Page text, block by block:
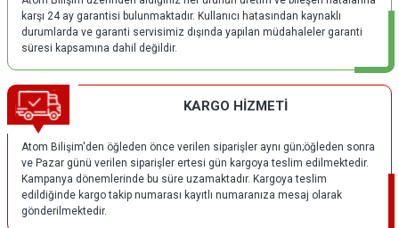
karşı 24 ay garantisi bulunmaktadır. Kullanıcı hatasından kaynaklı
durumlarda ve garanti servisimiz dışında yapılan müdahaleler garanti
süresi kapsamına dahil değildir.
KARGO HİZMETİ
Atom Bilişim'den öğleden önce verilen siparişler aynı gün;öğleden sonra
ve Pazar günü verilen siparişler ertesi gün kargoya teslim edilmektedir.
Kampanya dönemlerinde bu süre uzamaktadır. Kargoya teslim
edildiğinde kargo takip numarası kayıtlı numaranıza mesaj olarak
gönderilmektedir.